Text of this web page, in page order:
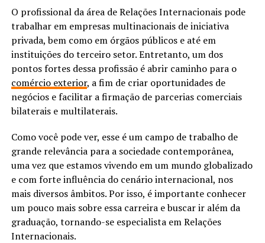
O profissional da área de Relações Internacionais pode
trabalhar em empresas multinacionais de iniciativa
privada, bem como em órgãos públicos e até em
instituições do terceiro setor. Entretanto, um dos
pontos fortes dessa profissão é abrir caminho para o
comércio exterior, a fim de criar oportunidades de
negócios e facilitar a firmação de parcerias comerciais
bilaterais e multilaterais.
Como você pode ver, esse é um campo de trabalho de
grande relevância para a sociedade contemporânea,
uma vez que estamos vivendo em um mundo globalizado
e com forte influência do cenário internacional, nos
mais diversos âmbitos. Por isso, é importante conhecer
um pouco mais sobre essa carreira e buscar ir além da
graduação, tornando-se especialista em Relações
Internacionais.